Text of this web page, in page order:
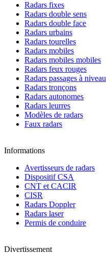
Radars fixes
Radars double sens
Radars double face
Radars urbains
Radars tourelles
Radars mobiles
Radars mobiles mobiles
Radars feux rouges
Radars passages à niveau
Radars tronçons
Radars autonomes
Radars leurres
Modèles de radars
Faux radars
Informations
Avertisseurs de radars
Dispositif CSA
CNT et CACIR
CISR
Radars Doppler
Radars laser
Permis de conduire
Divertissement